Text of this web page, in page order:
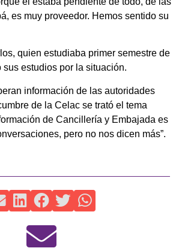
es muy proveedor. Hemos sentido su
quien estudiaba primer semestre de
sus estudios por la situación.
información de las autoridades
de la Celac se trató el tema
de Cancillería y Embajada es
pero no nos dicen más”.